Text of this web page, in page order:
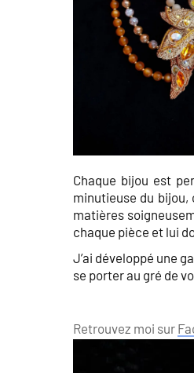
Chaque bijou est
minutieuse du
matières
chaque pièce et lui
J’ai développé une
se porter au gré de
Retrouvez moi sur